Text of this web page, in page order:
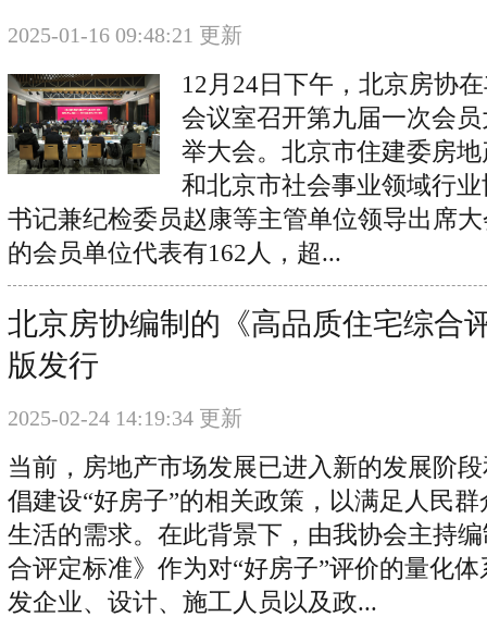
2025-01-16 09:48:21 更新
12月24日下午，北京房协
会议室召开第九届一次会
举大会。北京市住建委房
和北京市社会事业领域行
书记兼纪检委员赵康等主管单位领导出席
的会员单位代表有162人，超...
北京房协编制的《高品质住宅综合
版发行
2025-02-24 14:19:34 更新
当前，房地产市场发展已进入新的发展阶
倡建设“好房子”的相关政策，以满足人民
生活的需求。在此背景下，由我协会主持
合评定标准》作为对“好房子”评价的量化
发企业、设计、施工人员以及政...